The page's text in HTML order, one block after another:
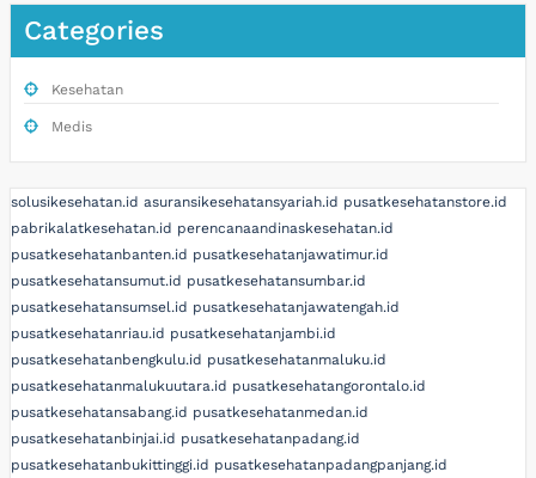
Categories
Kesehatan
Medis
solusikesehatan.id asuransikesehatansyariah.id pusatkesehatanstore.id
pabrikalatkesehatan.id perencanaandinaskesehatan.id
pusatkesehatanbanten.id pusatkesehatanjawatimur.id
pusatkesehatansumut.id pusatkesehatansumbar.id
pusatkesehatansumsel.id pusatkesehatanjawatengah.id
pusatkesehatanriau.id pusatkesehatanjambi.id
pusatkesehatanbengkulu.id pusatkesehatanmaluku.id
pusatkesehatanmalukuutara.id pusatkesehatangorontalo.id
pusatkesehatansabang.id pusatkesehatanmedan.id
pusatkesehatanbinjai.id pusatkesehatanpadang.id
pusatkesehatanbukittinggi.id pusatkesehatanpadangpanjang.id